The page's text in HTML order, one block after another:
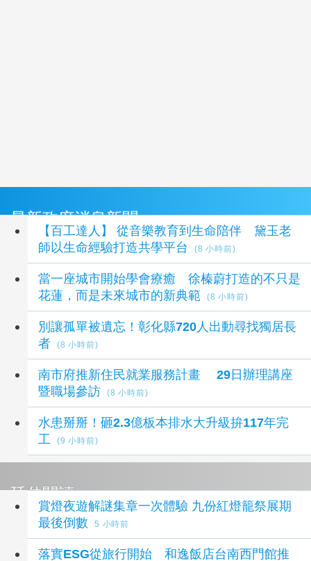
最新政府消息新聞
【百工達人】 從音樂教育到生命陪伴 黛玉老
師以生命經驗打造共學平台
(8 小時前)
當一座城市開始學會療癒 徐榛蔚打造的不只是
花蓮，而是未來城市的新典範
(8 小時前)
別讓孤單被遺忘！彰化縣720人出動尋找獨居長
者
(8 小時前)
南市府推新住民就業服務計畫 29日辦理講座
暨職場參訪
(8 小時前)
水患掰掰！砸2.3億板本排水大升級拚117年完
工
(9 小時前)
延伸閱讀
賞燈夜遊解謎集章一次體驗 九份紅燈籠祭展期
最後倒數
5 小時前
落實ESG從旅行開始 和逸飯店台南西門館推